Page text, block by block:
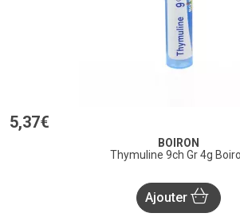
5,37€
BOIRON
Thymuline 9ch Gr 4g
Ajouter